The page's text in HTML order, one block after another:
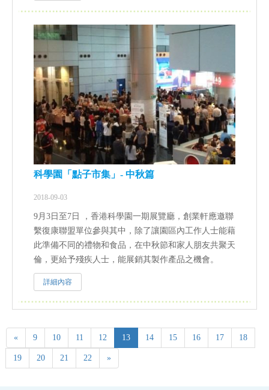
科學園「點子市集」- 中秋篇
2018-09-03
9月3日至7日 ，香港科學園一期展覽廳，創業軒應邀聯
繫復康聯盟單位參與其中，除了讓園區內工作人士能藉
此準備不同的禮物和食品，在中秋節和家人朋友共聚天
倫，更給予殘疾人士，能展銷其製作產品之機會。
詳細內容
« 9 10 11 12 13 14 15 16 17 18
19 20 21 22 »